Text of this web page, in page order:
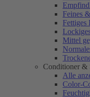
Feines
Fettiges
Mittel
Conditioner &
Alle
Color-